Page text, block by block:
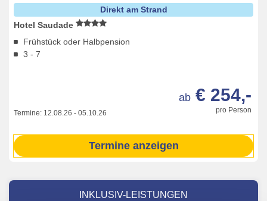
Direkt am Strand
Hotel Saudade
Frühstück oder Halbpension
3 - 7
Termine: 12.08.26 - 05.10.26 pro Person
ab € 254,-
Termine anzeigen
INKLUSIV-LEISTUNGEN